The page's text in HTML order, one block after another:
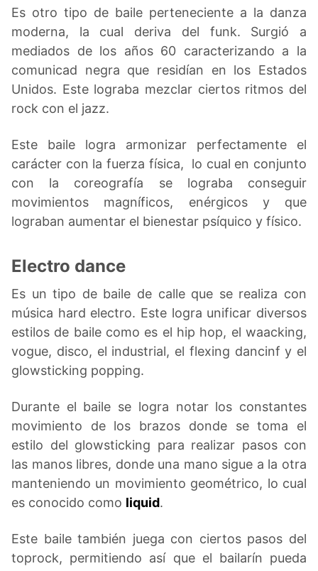
Es otro tipo de baile perteneciente a la danza
moderna, la cual deriva del funk. Surgió a
mediados de los años 60 caracterizando a la
comunicad negra que residían en los Estados
Unidos. Este lograba mezclar ciertos ritmos del
rock con el jazz.
Este baile logra armonizar perfectamente el
carácter con la fuerza física, lo cual en conjunto
con la coreografía se lograba conseguir
movimientos magníficos, enérgicos y que
lograban aumentar el bienestar psíquico y físico.
Electro dance
Es un tipo de baile de calle que se realiza con
música hard electro. Este logra unificar diversos
estilos de baile como es el hip hop, el waacking,
vogue, disco, el industrial, el flexing dancinf y el
glowsticking popping.
Durante el baile se logra notar los constantes
movimiento de los brazos donde se toma el
estilo del glowsticking para realizar pasos con
las manos libres, donde una mano sigue a la otra
manteniendo un movimiento geométrico, lo cual
es conocido como liquid.
Este baile también juega con ciertos pasos del
toprock, permitiendo así que el bailarín pueda